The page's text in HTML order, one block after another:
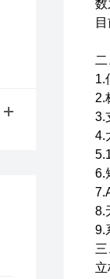
数
1.
2.
3.
4.
6.
8.
9.